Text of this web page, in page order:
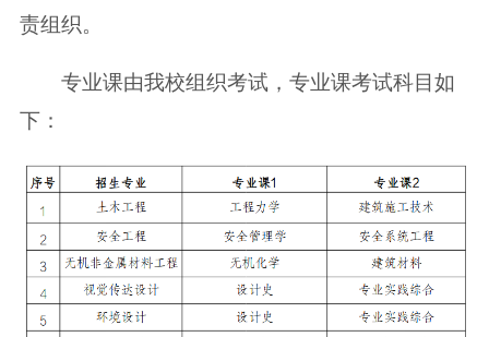
责组织。
专业课由我校组织考试，专业课考试科目如
下：